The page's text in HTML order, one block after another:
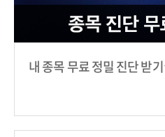
내 종목 무료 정밀 진단 받